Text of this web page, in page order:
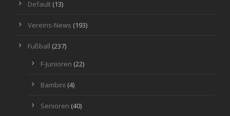
Default (13)
Vereins-News (193)
Fußball (237)
F-Junioren (22)
Bambini (4)
Senioren (40)